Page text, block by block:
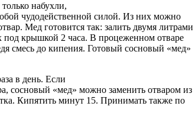
набухли,
чудодейственной силой. Из них можно
Мед готовится так: залить двумя литрами
крышкой 2 часа. В процеженном отваре
смесь до кипения. Готовый сосновый «мед»
в день. Если
сосновый «мед» можно заменить отваром из
Кипятить минут 15. Принимать также по